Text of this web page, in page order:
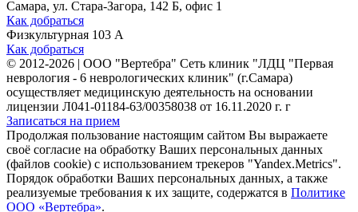
Самара, ул. Стара-Загора, 142 Б, офис 1
Как добраться
Физкультурная 103 А
Как добраться
© 2012-2026 | ООО "Вертебра" Сеть клиник "ЛДЦ "Первая
неврология - 6 неврологических клиник" (г.Самара)
осуществляет медицинскую деятельность на основании
лицензии Л041-01184-63/00358038 от 16.11.2020 г. г
Записаться на прием
Продолжая пользование настоящим сайтом Вы выражаете
своё согласие на обработку Ваших персональных данных
(файлов cookie) с использованием трекеров "Yandex.Metrics".
Порядок обработки Ваших персональных данных, а также
реализуемые требования к их защите, содержатся в Политике
ООО «Вертебра».